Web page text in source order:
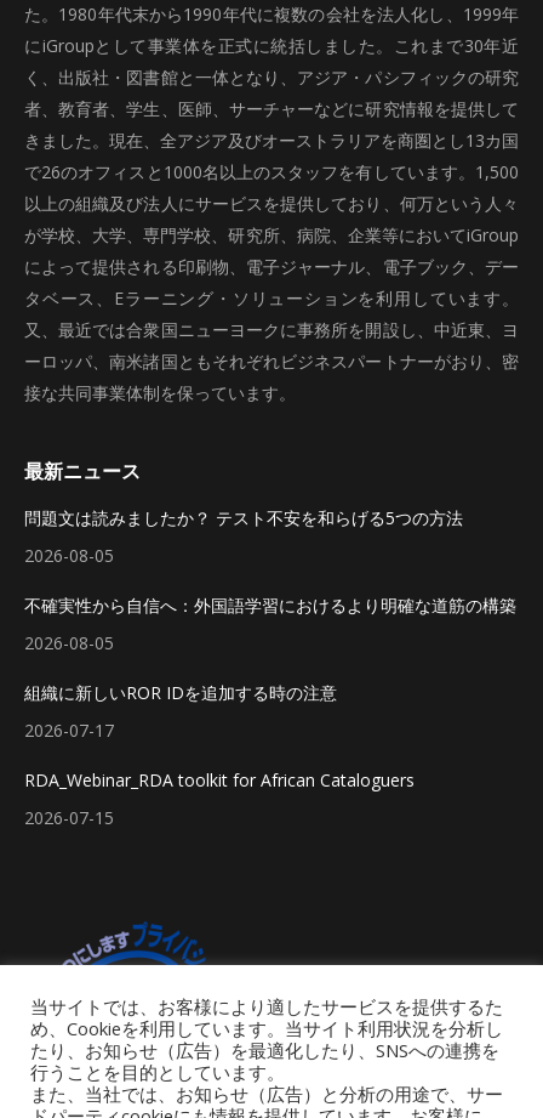
た。1980年代末から1990年代に複数の会社を法人化し、1999年
にiGroupとして事業体を正式に統括しました。これまで30年近
く、出版社・図書館と一体となり、アジア・パシフィックの研究
者、教育者、学生、医師、サーチャーなどに研究情報を提供して
きました。現在、全アジア及びオーストラリアを商圏とし13カ国
で26のオフィスと1000名以上のスタッフを有しています。1,500
以上の組織及び法人にサービスを提供しており、何万という人々
が学校、大学、専門学校、研究所、病院、企業等においてiGroup
によって提供される印刷物、電子ジャーナル、電子ブック、デー
タベース、Eラーニング・ソリューションを利用しています。
又、最近では合衆国ニューヨークに事務所を開設し、中近東、ヨ
ーロッパ、南米諸国ともそれぞれビジネスパートナーがおり、密
接な共同事業体制を保っています。
最新ニュース
問題文は読みましたか？ テスト不安を和らげる5つの方法
2026-08-05
不確実性から自信へ：外国語学習におけるより明確な道筋の構築
2026-08-05
組織に新しいROR IDを追加する時の注意
2026-07-17
RDA_Webinar_RDA toolkit for African Cataloguers
2026-07-15
当サイトでは、お客様により適したサービスを提供するた
め、Cookieを利用しています。当サイト利用状況を分析し
たり、お知らせ（広告）を最適化したり、SNSへの連携を
行うことを目的としています。
また、当社では、お知らせ（広告）と分析の用途で、サー